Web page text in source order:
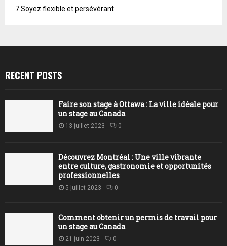
7Soyez flexible et persévérant
RECENT POSTS
Faire son stage à Ottawa : La ville idéale pour
un stage au Canada
13 juillet 2023 0
Découvrez Montréal : Une ville vibrante
entre culture, gastronomie et opportunités
professionnelles
5 juillet 2023 0
Comment obtenir un permis de travail pour
un stage au Canada
21 juin 2023 0